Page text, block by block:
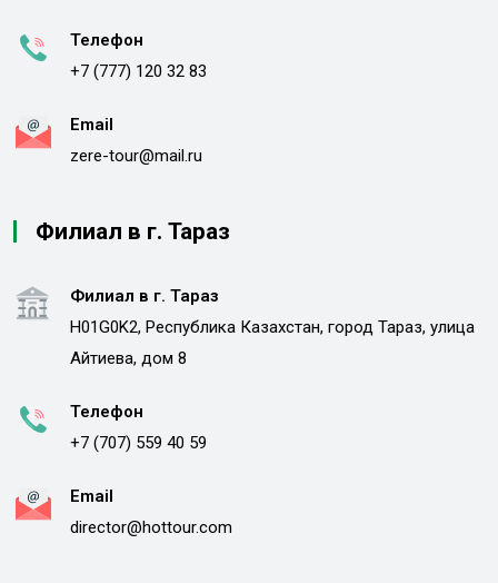
Телефон
+7 (777) 120 32 83
Email
zere-tour@mail.ru
Филиал в г. Тараз
Филиал в г. Тараз
H01G0K2, Республика Казахстан, город Тараз, улица
Айтиева, дом 8
Телефон
+7 (707) 559 40 59
Email
director@hottour.com